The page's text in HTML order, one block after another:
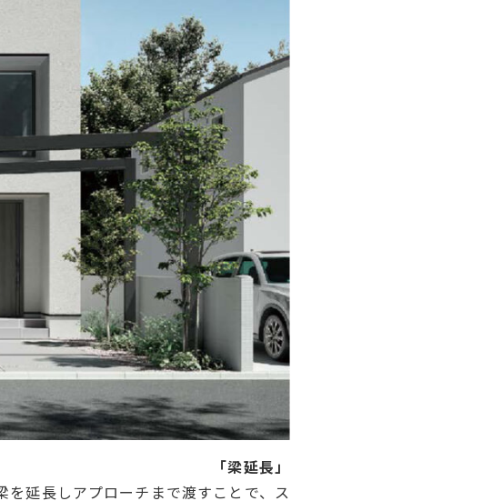
「梁延長」
を延長しアプローチまで渡すことで、ス